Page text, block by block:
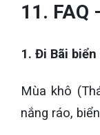
11. FAQ
1. Đi Bãi
Mùa khô
nắng ráo,